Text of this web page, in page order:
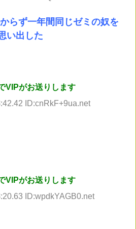
らず一年間同じゼミの奴を
い出した
VIPがお送りします
ID:cnRkF+9ua.net
VIPがお送りします
ID:wpdkYAGB0.net